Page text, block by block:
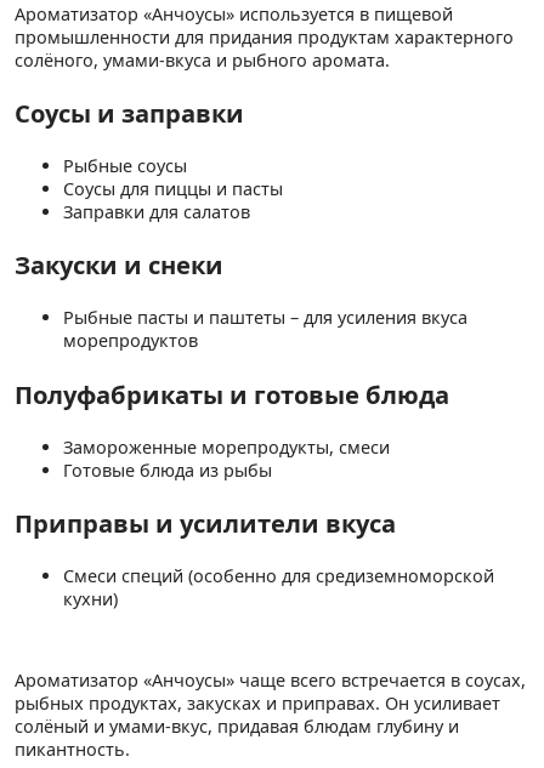
Ароматизатор «Анчоусы» используется в пищевой
промышленности для придания продуктам характерного
солёного, умами-вкуса и рыбного аромата.
Соусы и заправки
Рыбные соусы
Соусы для пиццы и пасты
Заправки для салатов
Закуски и снеки
Рыбные пасты и паштеты – для усиления вкуса
морепродуктов
Полуфабрикаты и готовые блюда
Замороженные морепродукты, смеси
Готовые блюда из рыбы
Приправы и усилители вкуса
Смеси специй (особенно для средиземноморской
кухни)
Ароматизатор «Анчоусы» чаще всего встречается в соусах,
рыбных продуктах, закусках и приправах. Он усиливает
солёный и умами-вкус, придавая блюдам глубину и
пикантность.